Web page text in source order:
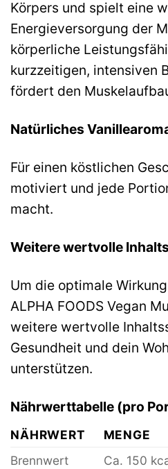
Körpers und spielt eine
Energieversorgung der
körperliche
kurzzeitigen, intensiven
fördert den
Natürliches
Für einen köstlichen
motiviert und jede
macht.
Weitere wertvolle
Um die optimale
ALPHA FOODS Vegan
weitere wertvolle
Gesundheit und dein
unterstützen.
Nährwerttabelle (pro
NÄHRWERT
MENGE
Brennwert
Ca. 150